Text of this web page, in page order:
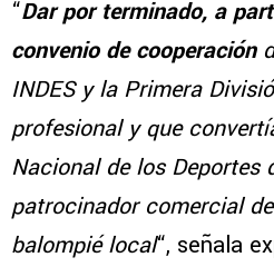
“Dar por terminado, a
convenio de cooperación
INDES y la Primera
profesional y que
Nacional de los Deportes
patrocinador comercial
balompié local“, señala